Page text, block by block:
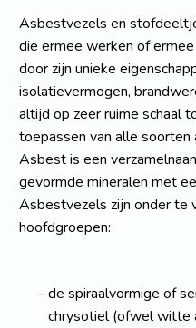
Asbestvezels en
die ermee werken of
door zijn unieke
isolatievermogen,
altijd op zeer ruime schaal
toepassen van alle
Asbest is een
gevormde mineralen met
Asbestvezels zijn onder te
hoofdgroepen:
de spiraalvormige of
chrysotiel (ofwel witte